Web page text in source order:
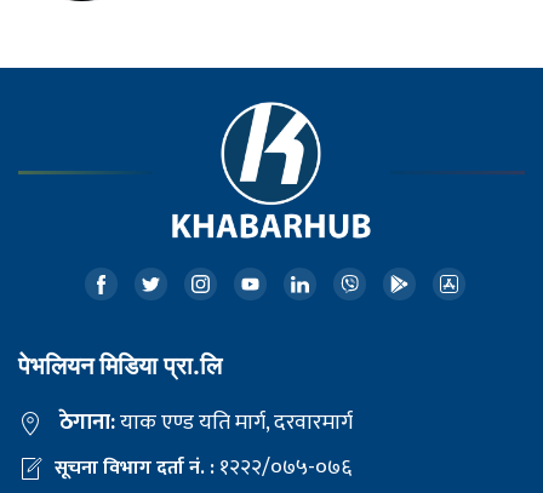
पेभलियन मिडिया प्रा.लि
ठेगाना:याक एण्ड यति मार्ग, दरवारमार्ग
सूचना विभाग दर्ता नं. :१२२२/०७५-०७६